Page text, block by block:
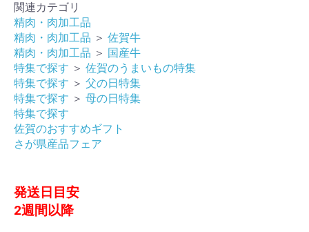
関連カテゴリ
精肉・肉加工品
精肉・肉加工品 ＞ 佐賀牛
精肉・肉加工品 ＞ 国産牛
特集で探す ＞ 佐賀のうまいもの特集
特集で探す ＞ 父の日特集
特集で探す ＞ 母の日特集
特集で探す
佐賀のおすすめギフト
さが県産品フェア
発送日目安
2週間以降